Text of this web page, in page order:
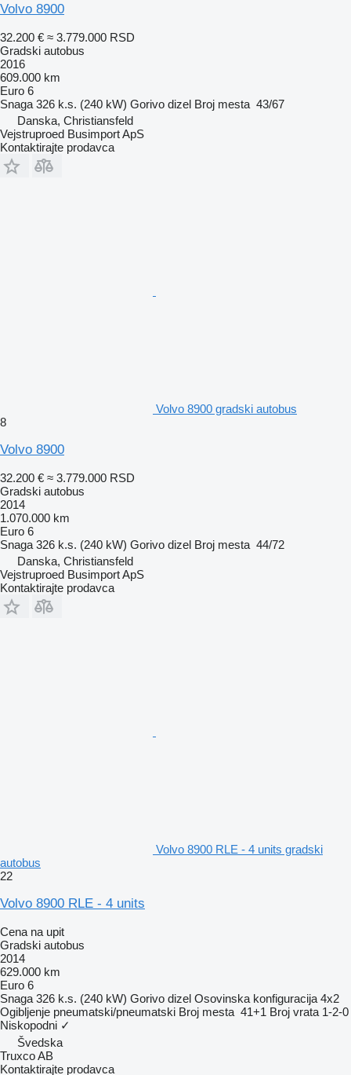
Volvo 8900
32.200 € ≈ 3.779.000 RSD
Gradski autobus
2016
609.000 km
Euro 6
Snaga 326 k.s. (240 kW) Gorivo dizel Broj mesta 43/67
Danska, Christiansfeld
Vejstruproed Busimport ApS
Kontaktirajte prodavca
Volvo 8900 gradski autobus
8
Volvo 8900
32.200 € ≈ 3.779.000 RSD
Gradski autobus
2014
1.070.000 km
Euro 6
Snaga 326 k.s. (240 kW) Gorivo dizel Broj mesta 44/72
Danska, Christiansfeld
Vejstruproed Busimport ApS
Kontaktirajte prodavca
Volvo 8900 RLE - 4 units gradski
autobus
22
Volvo 8900 RLE - 4 units
Cena na upit
Gradski autobus
2014
629.000 km
Euro 6
Snaga 326 k.s. (240 kW) Gorivo dizel Osovinska konfiguracija 4x2
Ogibljenje pneumatski/pneumatski Broj mesta 41+1 Broj vrata 1-2-0
Niskopodni ✓
Švedska
Truxco AB
Kontaktirajte prodavca